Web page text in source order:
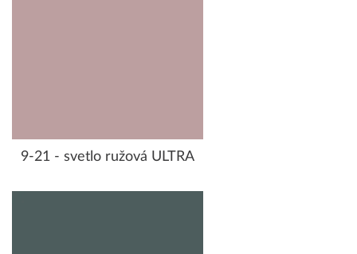
9-21 - svetlo ružová ULTRA